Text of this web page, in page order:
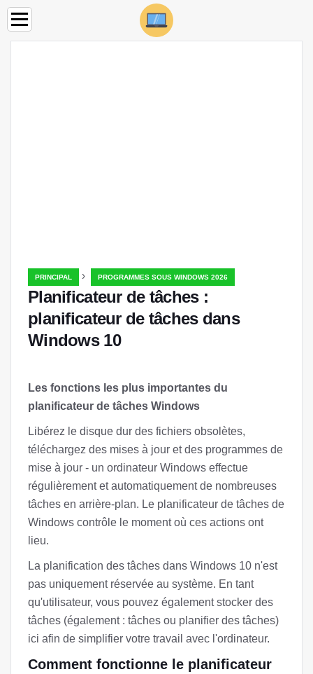
PRINCIPAL › PROGRAMMES SOUS WINDOWS 2026
Planificateur de tâches :
planificateur de tâches dans
Windows 10
Les fonctions les plus importantes du
planificateur de tâches Windows
Libérez le disque dur des fichiers obsolètes,
téléchargez des mises à jour et des programmes de
mise à jour - un ordinateur Windows effectue
régulièrement et automatiquement de nombreuses
tâches en arrière-plan. Le planificateur de tâches de
Windows contrôle le moment où ces actions ont
lieu.
La planification des tâches dans Windows 10 n'est
pas uniquement réservée au système. En tant
qu'utilisateur, vous pouvez également stocker des
tâches (également : tâches ou planifier des tâches)
ici afin de simplifier votre travail avec l'ordinateur.
Comment fonctionne le planificateur